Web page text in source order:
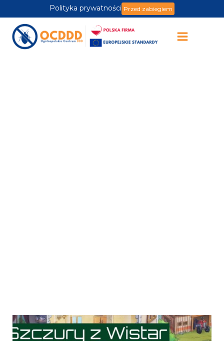
Polityka prywatności Przed zabiegiem